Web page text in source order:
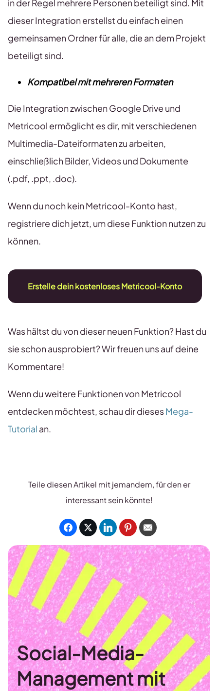
in der Regel mehrere Personen beteiligt sind. Mit
dieser Integration erstellst du einfach einen
gemeinsamen Ordner für alle, die an dem Projekt
beteiligt sind.
Kompatibel mit mehreren Formaten
Die Integration zwischen Google Drive und
Metricool ermöglicht es dir, mit verschiedenen
Multimedia-Dateiformaten zu arbeiten,
einschließlich Bilder, Videos und Dokumente
(.pdf, .ppt, .doc).
Wenn du noch kein Metricool-Konto hast,
registriere dich jetzt, um diese Funktion nutzen zu
können.
Erstelle dein kostenloses Metricool-Konto
Was hältst du von dieser neuen Funktion? Hast du
sie schon ausprobiert? Wir freuen uns auf deine
Kommentare!
Wenn du weitere Funktionen von Metricool
entdecken möchtest, schau dir diesesMega-
Tutorial an.
Teile diesen Artikel mit jemandem, für den er
interessant sein könnte!
Social-Media-
Management mit